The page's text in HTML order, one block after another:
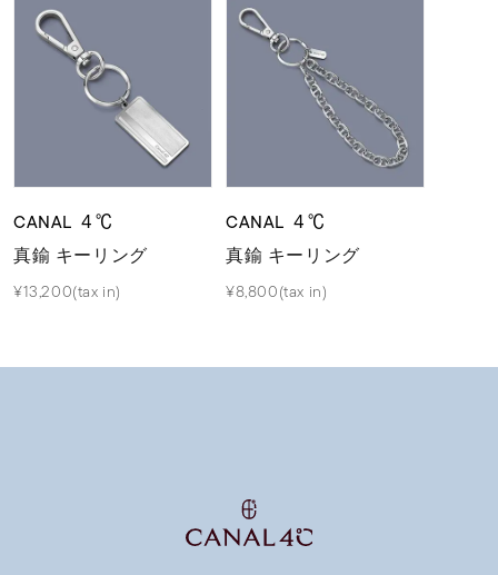
CANAL ４℃
真鍮 キーリング
¥13,200(tax in)
CANAL ４℃
真鍮 キーリング
¥8,800(tax in)